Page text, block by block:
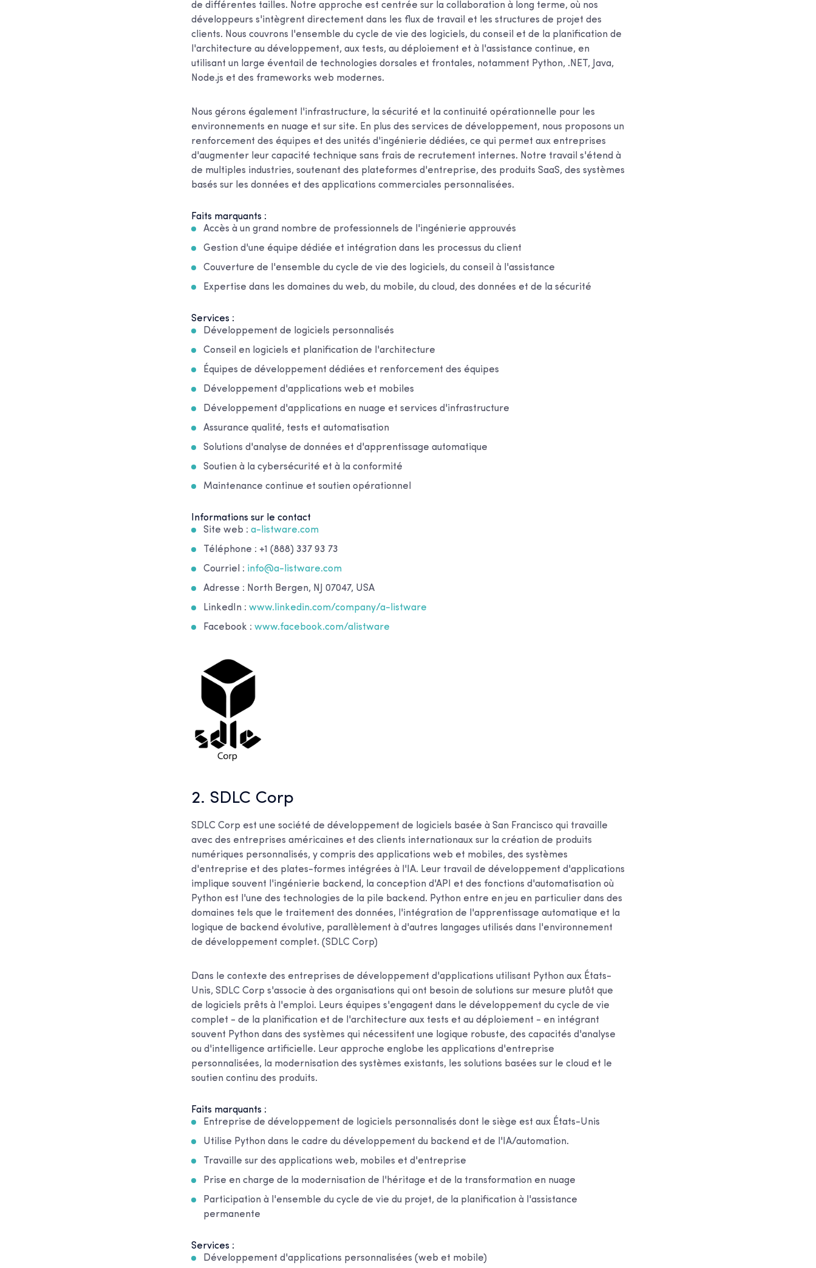
de différentes tailles. Notre approche est centrée sur la collaboration à long terme, où nos
développeurs s'intègrent directement dans les flux de travail et les structures de projet des
clients. Nous couvrons l'ensemble du cycle de vie des logiciels, du conseil et de la planification de
l'architecture au développement, aux tests, au déploiement et à l'assistance continue, en
utilisant un large éventail de technologies dorsales et frontales, notamment Python, .NET, Java,
Node.js et des frameworks web modernes.
Nous gérons également l'infrastructure, la sécurité et la continuité opérationnelle pour les
environnements en nuage et sur site. En plus des services de développement, nous proposons un
renforcement des équipes et des unités d'ingénierie dédiées, ce qui permet aux entreprises
d'augmenter leur capacité technique sans frais de recrutement internes. Notre travail s'étend à
de multiples industries, soutenant des plateformes d'entreprise, des produits SaaS, des systèmes
basés sur les données et des applications commerciales personnalisées.
Faits marquants :
Accès à un grand nombre de professionnels de l'ingénierie approuvés
Gestion d'une équipe dédiée et intégration dans les processus du client
Couverture de l'ensemble du cycle de vie des logiciels, du conseil à l'assistance
Expertise dans les domaines du web, du mobile, du cloud, des données et de la sécurité
Services :
Développement de logiciels personnalisés
Conseil en logiciels et planification de l'architecture
Équipes de développement dédiées et renforcement des équipes
Développement d'applications web et mobiles
Développement d'applications en nuage et services d'infrastructure
Assurance qualité, tests et automatisation
Solutions d'analyse de données et d'apprentissage automatique
Soutien à la cybersécurité et à la conformité
Maintenance continue et soutien opérationnel
Informations sur le contact
Site web : a-listware.com
Téléphone : +1 (888) 337 93 73
Courriel : info@a-listware.com
Adresse : North Bergen, NJ 07047, USA
LinkedIn : www.linkedin.com/company/a-listware
Facebook : www.facebook.com/alistware
2. SDLC Corp
SDLC Corp est une société de développement de logiciels basée à San Francisco qui travaille
avec des entreprises américaines et des clients internationaux sur la création de produits
numériques personnalisés, y compris des applications web et mobiles, des systèmes
d'entreprise et des plates-formes intégrées à l'IA. Leur travail de développement d'applications
implique souvent l'ingénierie backend, la conception d'API et des fonctions d'automatisation où
Python est l'une des technologies de la pile backend. Python entre en jeu en particulier dans des
domaines tels que le traitement des données, l'intégration de l'apprentissage automatique et la
logique de backend évolutive, parallèlement à d'autres langages utilisés dans l'environnement
de développement complet. (SDLC Corp)
Dans le contexte des entreprises de développement d'applications utilisant Python aux États-
Unis, SDLC Corp s'associe à des organisations qui ont besoin de solutions sur mesure plutôt que
de logiciels prêts à l'emploi. Leurs équipes s'engagent dans le développement du cycle de vie
complet - de la planification et de l'architecture aux tests et au déploiement - en intégrant
souvent Python dans des systèmes qui nécessitent une logique robuste, des capacités d'analyse
ou d'intelligence artificielle. Leur approche englobe les applications d'entreprise
personnalisées, la modernisation des systèmes existants, les solutions basées sur le cloud et le
soutien continu des produits.
Faits marquants :
Entreprise de développement de logiciels personnalisés dont le siège est aux États-Unis
Utilise Python dans le cadre du développement du backend et de l'IA/automation.
Travaille sur des applications web, mobiles et d'entreprise
Prise en charge de la modernisation de l'héritage et de la transformation en nuage
Participation à l'ensemble du cycle de vie du projet, de la planification à l'assistance
permanente
Services :
Développement d'applications personnalisées (web et mobile)